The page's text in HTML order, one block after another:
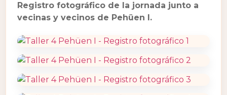
Registro fotográfico de la jornada junto a
vecinas y vecinos de Pehüen I.